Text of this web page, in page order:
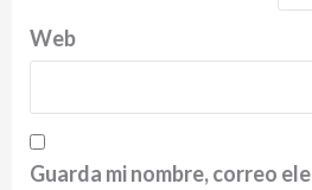
Web
Guarda mi nombre, correo